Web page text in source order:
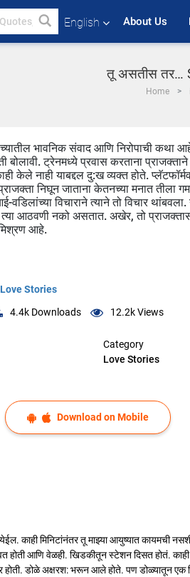
English About Us
तू असतीस तर…
Home
भावनिक संवाद आणि निरोपाची कथा
बोलावी. ट्रेनमध्ये प्रवास करताना
केले नाही याबद्दल दु:ख व्यक्त होते.
प्राजक्ता निघून जाताना केतनच्या मनात
विचाराने त्याने तो विचार
आठवणी नको असतात. अखेर, तो
आहे.
Stories
4.4k Downloads 12.2kViews
Category
Love Stories
Download on Mobile
काही मिनिटांनंतर तू माझ्या आयुष्यात कायमची
आणि वेळही. खिडकीतून स्टेशन दिसत होतं. काही
होती. डोळे अक्षरश: भरून आले होते. पण डोळ्यातून एक